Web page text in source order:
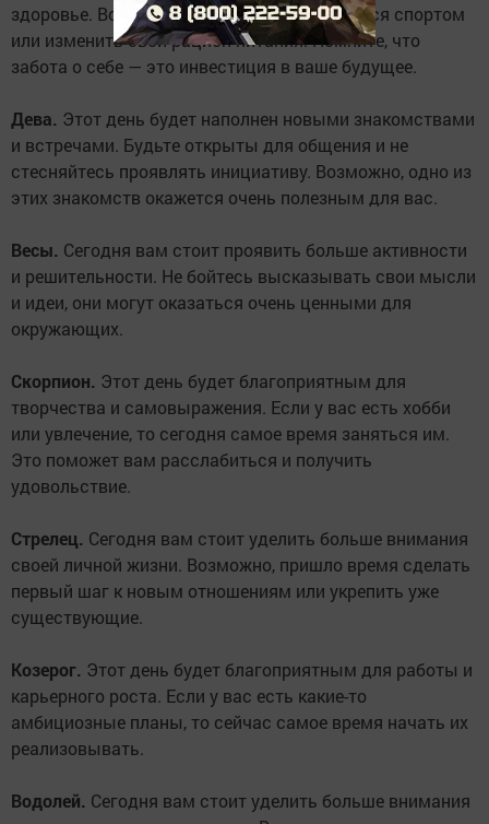
здоровье. Возможно, пришло время заняться спортом
или изменить свой рацион питания. Помните, что
забота о себе — это инвестиция в ваше будущее.
Дева. Этот день будет наполнен новыми знакомствами
и встречами. Будьте открыты для общения и не
стесняйтесь проявлять инициативу. Возможно, одно из
этих знакомств окажется очень полезным для вас.
Весы. Сегодня вам стоит проявить больше активности
и решительности. Не бойтесь высказывать свои мысли
и идеи, они могут оказаться очень ценными для
окружающих.
Скорпион. Этот день будет благоприятным для
творчества и самовыражения. Если у вас есть хобби
или увлечение, то сегодня самое время заняться им.
Это поможет вам расслабиться и получить
удовольствие.
Стрелец. Сегодня вам стоит уделить больше внимания
своей личной жизни. Возможно, пришло время сделать
первый шаг к новым отношениям или укрепить уже
существующие.
Козерог. Этот день будет благоприятным для работы и
карьерного роста. Если у вас есть какие-то
амбициозные планы, то сейчас самое время начать их
реализовывать.
Водолей. Сегодня вам стоит уделить больше внимания